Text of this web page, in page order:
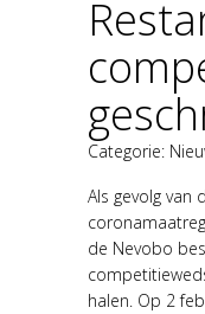
Categorie:
Als gevolg van
de Nevobo
halen. Op 2